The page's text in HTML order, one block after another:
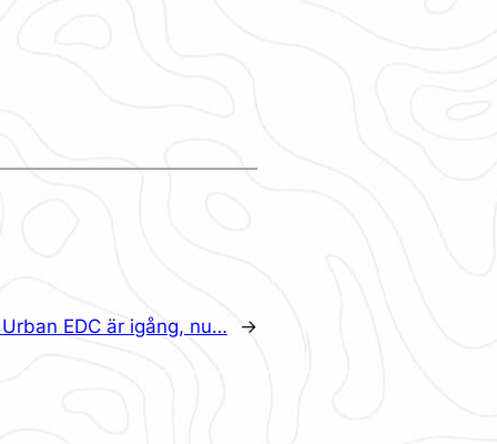
Urban EDC är igång, nu… →